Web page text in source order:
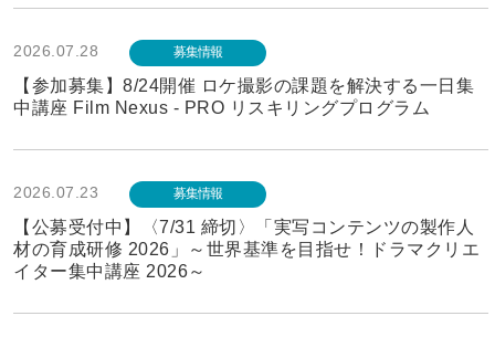
2026.07.28 募集情報
【参加募集】8/24開催 ロケ撮影の課題を解決する一日集
中講座 Film Nexus - PRO リスキリングプログラム
2026.07.23 募集情報
【公募受付中】〈7/31 締切〉「実写コンテンツの製作人
材の育成研修 2026」～世界基準を目指せ！ドラマクリエ
イター集中講座 2026～